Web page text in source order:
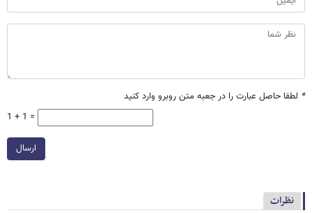
* لطفا حاصل عبارت را در جعبه متن روبرو وارد کنید
1 + 1 =
ارسال
نظرات